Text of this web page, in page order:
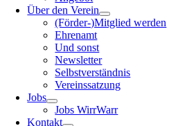
Über den Verein
(Förder-)Mitglied werden
Ehrenamt
Und sonst
Newsletter
Selbstverständnis
Vereinssatzung
Jobs
Jobs WirrWarr
Kontakt